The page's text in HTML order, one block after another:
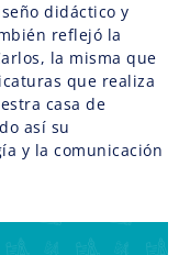
didáctico y
reflejó la
la misma que
que realiza
casa de
así su
y la comunicación